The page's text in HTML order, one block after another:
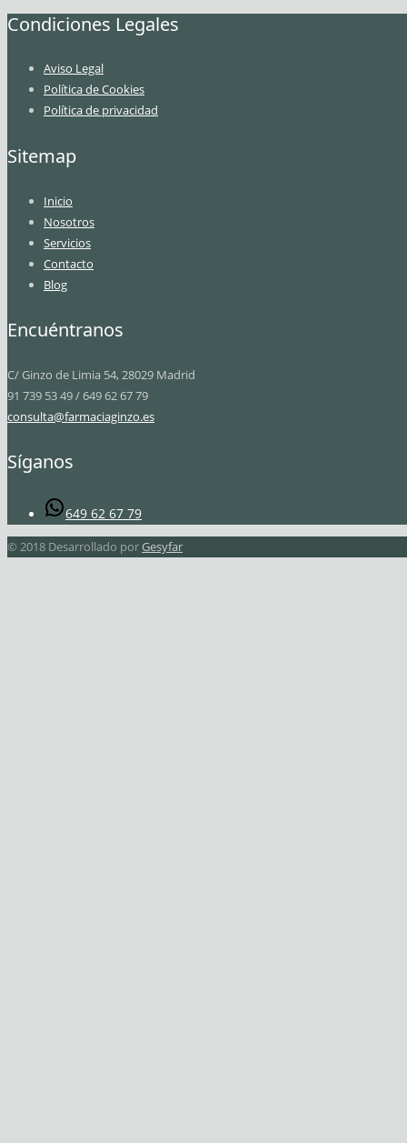
Condiciones Legales
Aviso Legal
Política de Cookies
Política de privacidad
Sitemap
Inicio
Nosotros
Servicios
Contacto
Blog
Encuéntranos
C/ Ginzo de Limia 54, 28029 Madrid
91 739 53 49 / 649 62 67 79
consulta@farmaciaginzo.es
Síganos
649 62 67 79
© 2018 Desarrollado porGesyfar